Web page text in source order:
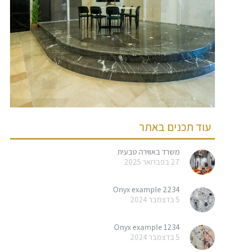
עוד תכנים באתר
משרד באווירה טבעית
27 בפברואר 2025
Onyx example 2234
5 בדצמבר 2024
Onyx example 1234
5 בדצמבר 2024